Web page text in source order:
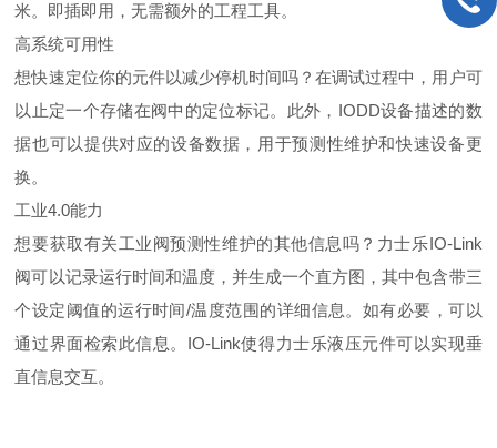
米。即插即用，无需额外的工程工具。
高系统可用性
想快速定位你的元件以减少停机时间吗？在调试过程中，用户可
以止定一个存储在阀中的定位标记。此外，IODD设备描述的数
据也可以提供对应的设备数据，用于预测性维护和快速设备更
换。
工业4.0能力
想要获取有关工业阀预测性维护的其他信息吗？力士乐IO-Link
阀可以记录运行时间和温度，并生成一个直方图，其中包含带三
个设定阈值的运行时间/温度范围的详细信息。如有必要，可以
通过界面检索此信息。IO-Link使得力士乐液压元件可以实现垂
直信息交互。